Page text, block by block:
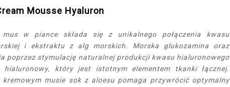
Mousse Hyaluron
w piance składa się z unikalnego połączenia kwasu
i ekstraktu z alg morskich. Morska glukozamina oraz
poprzez stymulację naturalnej produkcji kwasu hialuronowego
który jest istotnym elementem tkanki łącznej.
musie sok z aloesu pomaga przywrócić optymalny